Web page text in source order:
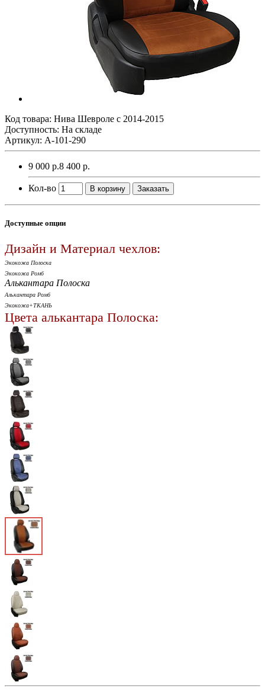
Код товара: Нива Шевроле с 2014-2015
Доступность: На складе
Артикул: A-101-290
9 000 р.8 400 р.
Кол-во В корзину Заказать
Доступные опции
Дизайн и Материал чехлов:
Экокожа Полоска
Экокожа Ромб
Алькантара Полоска
Алькантара Ромб
Экокожа+ТКАНЬ
Цвета алькантара Полоска: